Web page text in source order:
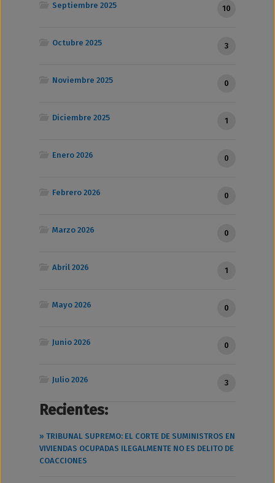
Septiembre 2025 10
Octubre 2025 3
Noviembre 2025 0
Diciembre 2025 1
Enero 2026 0
Febrero 2026 0
Marzo 2026 0
Abril 2026 1
Mayo 2026 0
Junio 2026 0
Julio 2026 3
Recientes:
» TRIBUNAL SUPREMO: EL CORTE DE SUMINISTROS EN
VIVIENDAS OCUPADAS ILEGALMENTE NO ES DELITO DE
COACCIONES